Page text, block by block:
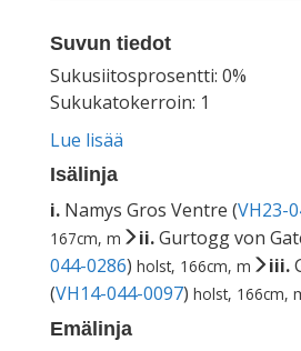
Suvun tiedot
Sukusiitosprosentti: 0%
Sukukatokerroin: 1
Lue lisää
Isälinja
i. Namys Gros Ventre (VH23-
167cm, m
ii.Gurtogg von
044-0286) holst, 166cm, m iii.
(VH14-044-0097) holst, 166cm,
Emälinja